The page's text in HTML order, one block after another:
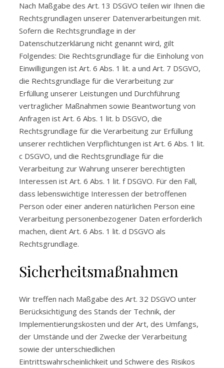
Nach Maßgabe des Art. 13 DSGVO teilen wir Ihnen die
Rechtsgrundlagen unserer Datenverarbeitungen mit.
Sofern die Rechtsgrundlage in der
Datenschutzerklärung nicht genannt wird, gilt
Folgendes: Die Rechtsgrundlage für die Einholung von
Einwilligungen ist Art. 6 Abs. 1 lit. a und Art. 7 DSGVO,
die Rechtsgrundlage für die Verarbeitung zur
Erfüllung unserer Leistungen und Durchführung
vertraglicher Maßnahmen sowie Beantwortung von
Anfragen ist Art. 6 Abs. 1 lit. b DSGVO, die
Rechtsgrundlage für die Verarbeitung zur Erfüllung
unserer rechtlichen Verpflichtungen ist Art. 6 Abs. 1 lit.
c DSGVO, und die Rechtsgrundlage für die
Verarbeitung zur Wahrung unserer berechtigten
Interessen ist Art. 6 Abs. 1 lit. f DSGVO. Für den Fall,
dass lebenswichtige Interessen der betroffenen
Person oder einer anderen natürlichen Person eine
Verarbeitung personenbezogener Daten erforderlich
machen, dient Art. 6 Abs. 1 lit. d DSGVO als
Rechtsgrundlage.
Sicherheitsmaßnahmen
Wir treffen nach Maßgabe des Art. 32 DSGVO unter
Berücksichtigung des Stands der Technik, der
Implementierungskosten und der Art, des Umfangs,
der Umstände und der Zwecke der Verarbeitung
sowie der unterschiedlichen
Eintrittswahrscheinlichkeit und Schwere des Risikos